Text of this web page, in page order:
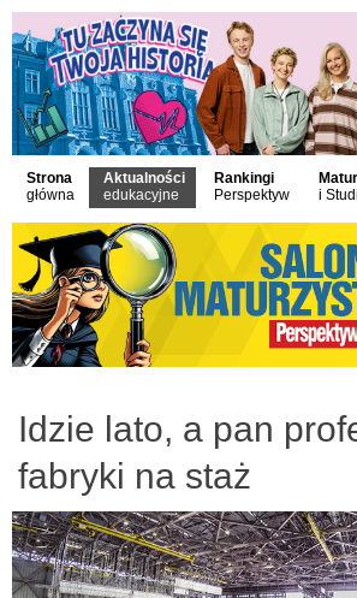
Strona
główna
Aktualności
edukacyjne
Rankingi
Perspektyw
i
Idzie lato, a pan
fabryki na staż